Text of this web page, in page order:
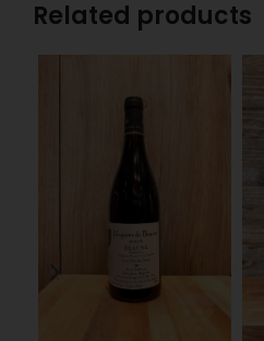
Related products